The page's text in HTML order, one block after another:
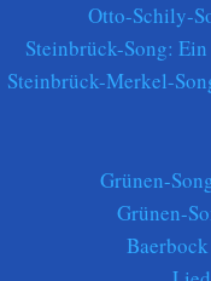
Otto-Schily-
Steinbrück-Song:
Steinbrück-Merkel-
Grünen-
Grünen-